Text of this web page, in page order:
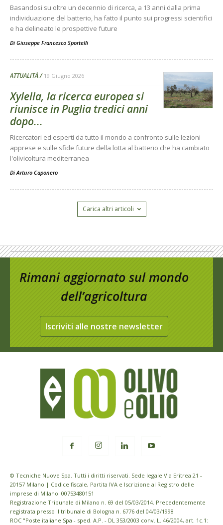
Basandosi su oltre un decennio di ricerca, a 13 anni dalla prima
individuazione del batterio, ha fatto il punto sui progressi scientifici
e ha delineato le prospettive future
Di Giuseppe Francesco Sportelli
ATTUALITÀ 19 Giugno 2026
Xylella, la ricerca europea si
riunisce in Puglia tredici anni
dopo...
Ricercatori ed esperti da tutto il mondo a confronto sulle lezioni
apprese e sulle sfide future della lotta al batterio che ha cambiato
l'olivicoltura mediterranea
Di Arturo Caponero
Carica altri articoli
Rimani aggiornato sul mondo
dell’agricoltura
Iscriviti alle nostre newsletter
© Tecniche Nuove Spa. Tutti i diritti riservati. Sede legale Via Eritrea 21 -
20157 Milano | Codice fiscale, Partita IVA e Iscrizione al Registro delle
imprese di Milano: 00753480151
Registrazione Tribunale di Milano n. 69 del 05/03/2014. Precedentemente
registrata presso il tribunale di Bologna n. 6776 del 04/03/1998
ROC "Poste italiane Spa - sped. A.P. - DL 353/2003 conv. L. 46/2004, art. 1c.1: